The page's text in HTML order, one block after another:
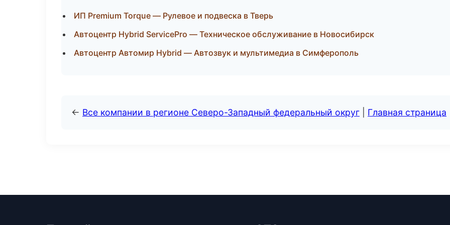
ИП Premium Torque — Рулевое и подвеска в Тверь
Автоцентр Hybrid ServicePro — Техническое обслуживание в Новосибирск
Автоцентр Автомир Hybrid — Автозвук и мультимедиа в Симферополь
← Все компании в регионе Северо-Западный федеральный округ Главная страница